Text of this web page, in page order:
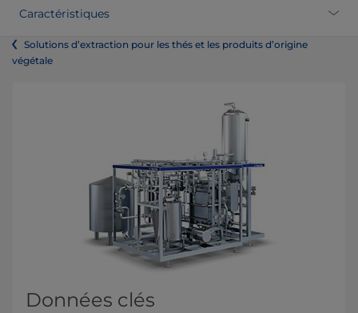
Caractéristiques
Solutions d’extraction pour les thés et les produits d’origine
végétale
Données clés